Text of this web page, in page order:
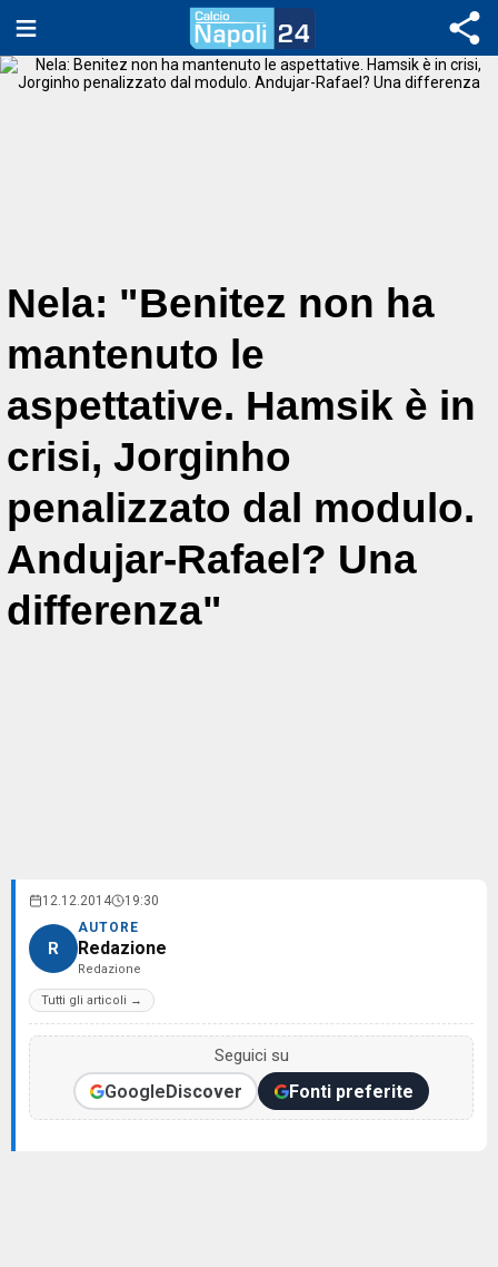
Nela: "Benitez non ha
mantenuto le
aspettative. Hamsik è in
crisi, Jorginho
penalizzato dal modulo.
Andujar-Rafael? Una
differenza"
12.12.2014 19:30
R
AUTORE
Redazione
Redazione
Tutti gli articoli →
Seguici su
GoogleDiscover Fonti preferite